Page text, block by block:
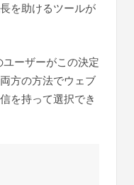
を助けるツールが
ーザーがこの決定
方の方法でウェブ
を持って選択でき